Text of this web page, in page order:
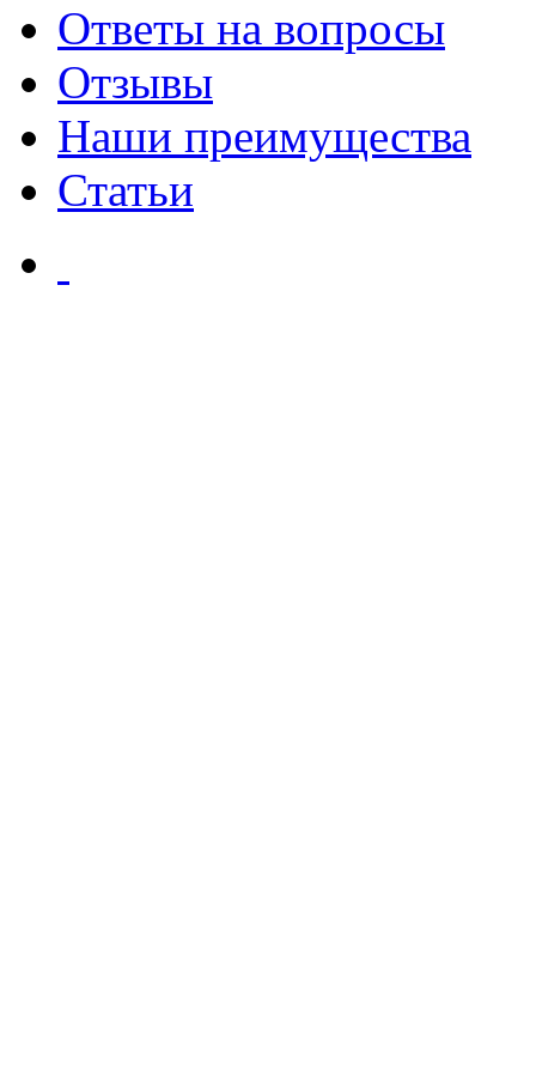
Ответы на вопросы
Отзывы
Наши преимущества
Статьи